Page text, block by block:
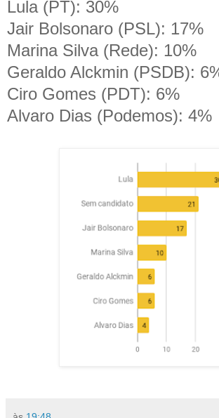
Lula (PT): 30%
Jair Bolsonaro (PSL): 17%
Marina Silva (Rede): 10%
Geraldo Alckmin (PSDB):
Ciro Gomes (PDT): 6%
Alvaro Dias (Podemos): 4%